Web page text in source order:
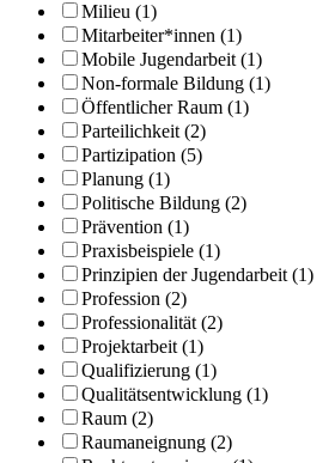
Milieu (1)
Mitarbeiter*innen (1)
Mobile Jugendarbeit (1)
Non-formale Bildung (1)
Öffentlicher Raum (1)
Parteilichkeit (2)
Partizipation (5)
Planung (1)
Politische Bildung (2)
Prävention (1)
Praxisbeispiele (1)
Prinzipien der Jugendarbeit (1)
Profession (2)
Professionalität (2)
Projektarbeit (1)
Qualifizierung (1)
Qualitätsentwicklung (1)
Raum (2)
Raumaneignung (2)